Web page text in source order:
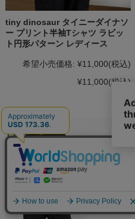
tiny dinosaur タイニーダイナソ
ー プリント半袖Tシャツ ラビッ
ト円形パターン レディース
希望小売価格: ¥11,000(税込)
¥11,000(税込)